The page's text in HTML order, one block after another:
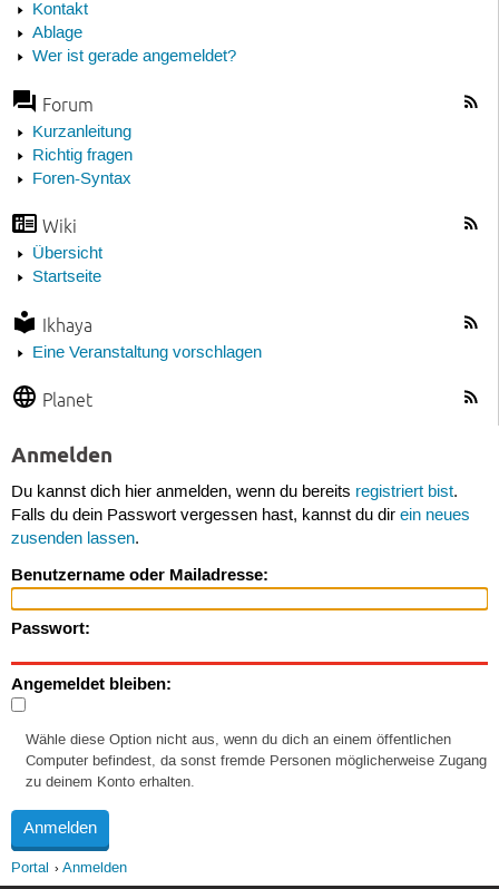
Kontakt
Ablage
Wer ist gerade angemeldet?
Forum
Kurzanleitung
Richtig fragen
Foren-Syntax
Wiki
Übersicht
Startseite
Ikhaya
Eine Veranstaltung vorschlagen
Planet
Anmelden
Du kannst dich hier anmelden, wenn du bereits registriert bist.
Falls du dein Passwort vergessen hast, kannst du dir ein neues
zusenden lassen.
Benutzername oder Mailadresse:
Passwort:
Angemeldet bleiben:
Wähle diese Option nicht aus, wenn du dich an einem öffentlichen
Computer befindest, da sonst fremde Personen möglicherweise Zugang
zu deinem Konto erhalten.
Portal Anmelden